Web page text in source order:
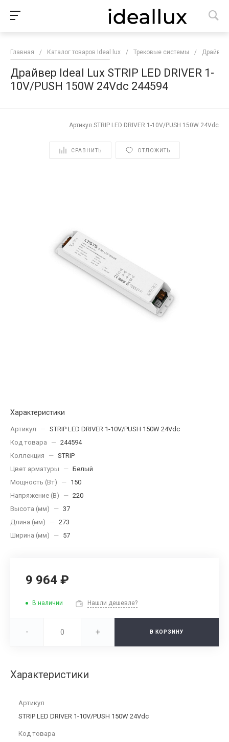
Главная / Каталог товаров Ideal lux / Трековые системы /
Драйвер Ideal Lux STRIP LED DRIVER 1-
10V/PUSH 150W 24Vdc 244594
Артикул STRIP LED DRIVER 1-10V/PUSH 150W 24Vdc
СРАВНИТЬ ОТЛОЖИТЬ
Характеристики
Артикул — STRIP LED DRIVER 1-10V/PUSH 150W 24Vdc
Код товара
— 244594
Коллекция
— STRIP
Цвет арматуры
— Белый
Мощность (Вт)
— 150
Напряжение (В)
— 220
Высота (мм)
— 37
Длина (мм)
— 273
Ширина (мм)
— 57
9 964 ₽
В наличии Нашли дешевле?
- + В КОРЗИНУ
Характеристики
Артикул
STRIP LED DRIVER 1-10V/PUSH 150W 24Vdc
Код товара